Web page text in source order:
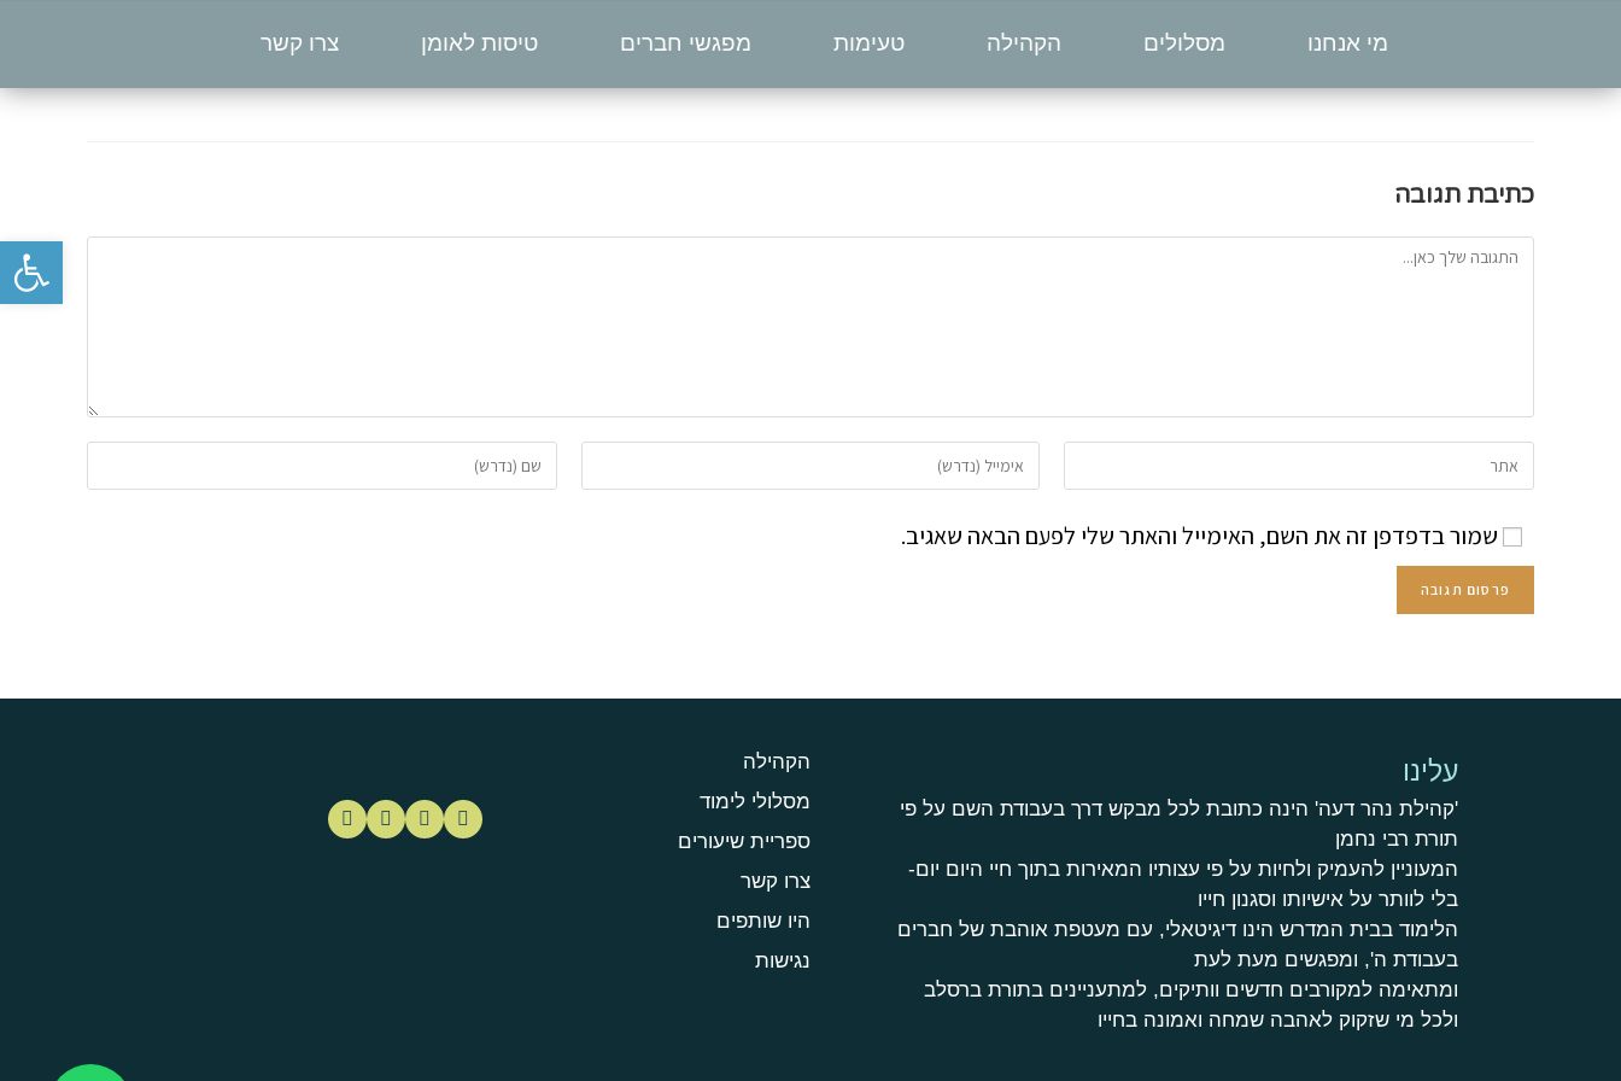
מי אנחנו מסלולים הקהילה טעימות מפגשי חברים טיסות לאומן צרו קשר
כתיבת תגובה
שמור בדפדפן זה את השם, האימייל והאתר שלי לפעם הבאה שאגיב.
עלינו
'קהילת נהר דעה' הינה כתובת לכל מבקש דרך בעבודת השם על פי
תורת רבי נחמן
המעוניין להעמיק ולחיות על פי עצותיו המאירות בתוך חיי היום יום-
בלי לוותר על אישיותו וסגנון חייו
הלימוד בבית המדרש הינו דיגיטאלי, עם מעטפת אוהבת של חברים
בעבודת ה', ומפגשים מעת לעת
ומתאימה למקורבים חדשים וותיקים, למתעניינים בתורת ברסלב
ולכל מי שזקוק לאהבה שמחה ואמונה בחייו
הקהילה
מסלולי לימוד
ספריית שיעורים
צרו קשר
היו שותפים
נגישות
פתח סרגל נגישות